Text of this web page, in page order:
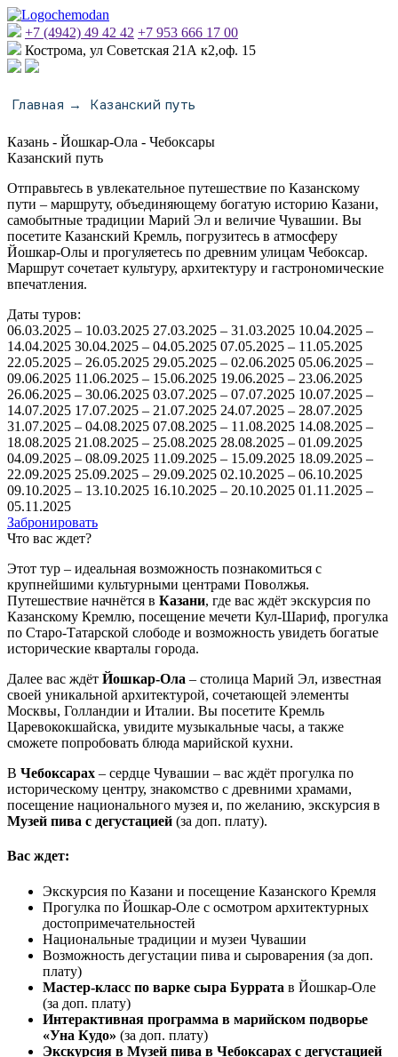
+7 (4942) 49 42 42 +7 953 666 17 00
Кострома, ул Советская 21А к2,оф. 15
Главная → Казанский путь
Казань - Йошкар-Ола - Чебоксары
Казанский путь
Отправьтесь в увлекательное путешествие по Казанскому
пути – маршруту, объединяющему богатую историю Казани,
самобытные традиции Марий Эл и величие Чувашии. Вы
посетите Казанский Кремль, погрузитесь в атмосферу
Йошкар-Олы и прогуляетесь по древним улицам Чебоксар.
Маршрут сочетает культуру, архитектуру и гастрономические
впечатления.
Даты туров:
06.03.2025 – 10.03.2025 27.03.2025 – 31.03.2025 10.04.2025 –
14.04.2025 30.04.2025 – 04.05.2025 07.05.2025 – 11.05.2025
22.05.2025 – 26.05.2025 29.05.2025 – 02.06.2025 05.06.2025 –
09.06.2025 11.06.2025 – 15.06.2025 19.06.2025 – 23.06.2025
26.06.2025 – 30.06.2025 03.07.2025 – 07.07.2025 10.07.2025 –
14.07.2025 17.07.2025 – 21.07.2025 24.07.2025 – 28.07.2025
31.07.2025 – 04.08.2025 07.08.2025 – 11.08.2025 14.08.2025 –
18.08.2025 21.08.2025 – 25.08.2025 28.08.2025 – 01.09.2025
04.09.2025 – 08.09.2025 11.09.2025 – 15.09.2025 18.09.2025 –
22.09.2025 25.09.2025 – 29.09.2025 02.10.2025 – 06.10.2025
09.10.2025 – 13.10.2025 16.10.2025 – 20.10.2025 01.11.2025 –
05.11.2025
Забронировать
Что вас ждет?
Этот тур – идеальная возможность познакомиться с
крупнейшими культурными центрами Поволжья.
Путешествие начнётся в Казани, где вас ждёт экскурсия по
Казанскому Кремлю, посещение мечети Кул-Шариф, прогулка
по Старо-Татарской слободе и возможность увидеть богатые
исторические кварталы города.
Далее вас ждёт Йошкар-Ола – столица Марий Эл, известная
своей уникальной архитектурой, сочетающей элементы
Москвы, Голландии и Италии. Вы посетите Кремль
Царевококшайска, увидите музыкальные часы, а также
сможете попробовать блюда марийской кухни.
В Чебоксарах – сердце Чувашии – вас ждёт прогулка по
историческому центру, знакомство с древними храмами,
посещение национального музея и, по желанию, экскурсия в
Музей пива с дегустацией (за доп. плату).
Вас ждет:
Экскурсия по Казани и посещение Казанского Кремля
Прогулка по Йошкар-Оле с осмотром архитектурных
достопримечательностей
Национальные традиции и музеи Чувашии
Возможность дегустации пива и сыроварения (за доп.
плату)
Мастер-класс по варке сыра Буррата в Йошкар-Оле
(за доп. плату)
Интерактивная программа в марийском подворье
«Уна Кудо» (за доп. плату)
Экскурсия в Музей пива в Чебоксарах с дегустацией